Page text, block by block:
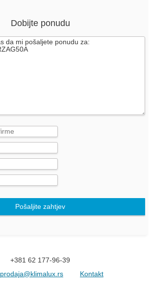
Dobijte ponudu
Pošaljite zahtjev
+381 62 177-96-39
prodaja@klimalux.rs Kontakt